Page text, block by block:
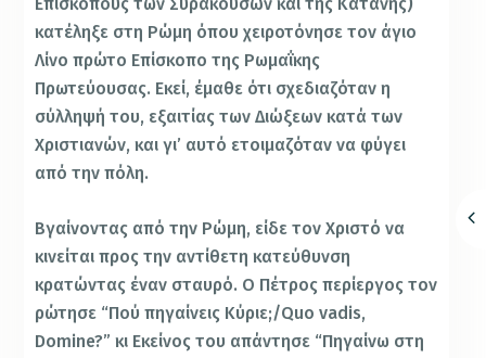
κατέληξε στη Ρώμη όπου χειροτόνησε τον άγιο
Λίνο πρώτο Επίσκοπο της Ρωμαΐκης
Πρωτεύουσας. Εκεί, έμαθε ότι σχεδιαζόταν η
σύλληψή του, εξαιτίας των Διώξεων κατά των
Χριστιανών, και γι’ αυτό ετοιμαζόταν να φύγει
από την πόλη.
Βγαίνοντας από την Ρώμη, είδε τον Χριστό να
κινείται προς την αντίθετη κατεύθυνση
κρατώντας έναν σταυρό. Ο Πέτρος περίεργος τον
ρώτησε “Πού πηγαίνεις Κύριε;/Quo vadis,
Domine?” κι Εκείνος του απάντησε “Πηγαίνω στη